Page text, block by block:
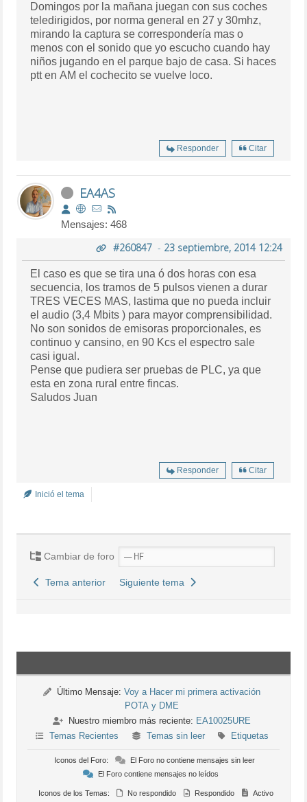
Domingos por la mañana juegan con sus coches
teledirigidos, por norma general en 27 y 30mhz,
mirando la captura se correspondería mas o
menos con el sonido que yo escucho cuando hay
niños jugando en el parque bajo de casa. Si haces
ptt en AM el cochecito se vuelve loco.
Responder Citar
EA4AS
Mensajes: 468
#260847- 23 septiembre, 2014 12:24
El caso es que se tira una ó dos horas con esa
secuencia, los tramos de 5 pulsos vienen a durar
TRES VECES MAS, lastima que no pueda incluir
el audio (3,4 Mbits ) para mayor comprensibilidad.
No son sonidos de emisoras proporcionales, es
continuo y cansino, en 90 Kcs el espectro sale
casi igual.
Pense que pudiera ser pruebas de PLC, ya que
esta en zona rural entre fincas.
Saludos Juan
Responder Citar
Inició el tema
Cambiar de foro
Tema anterior Siguiente tema
Último Mensaje: Voy a Hacer mi primera activación
POTA y DME
Nuestro miembro más reciente: EA10025URE
Temas Recientes
Temas sin leer Etiquetas
Iconos del Foro:
El Foro no contiene mensajes sin leer
El Foro contiene mensajes no leídos
Iconos de los Temas: No respondido Respondido
Activo